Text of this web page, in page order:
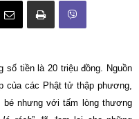
số tiền là 20 triệu đồng. Nguồn
của các Phật tử thập phương,
nhưng với tấm lòng thương